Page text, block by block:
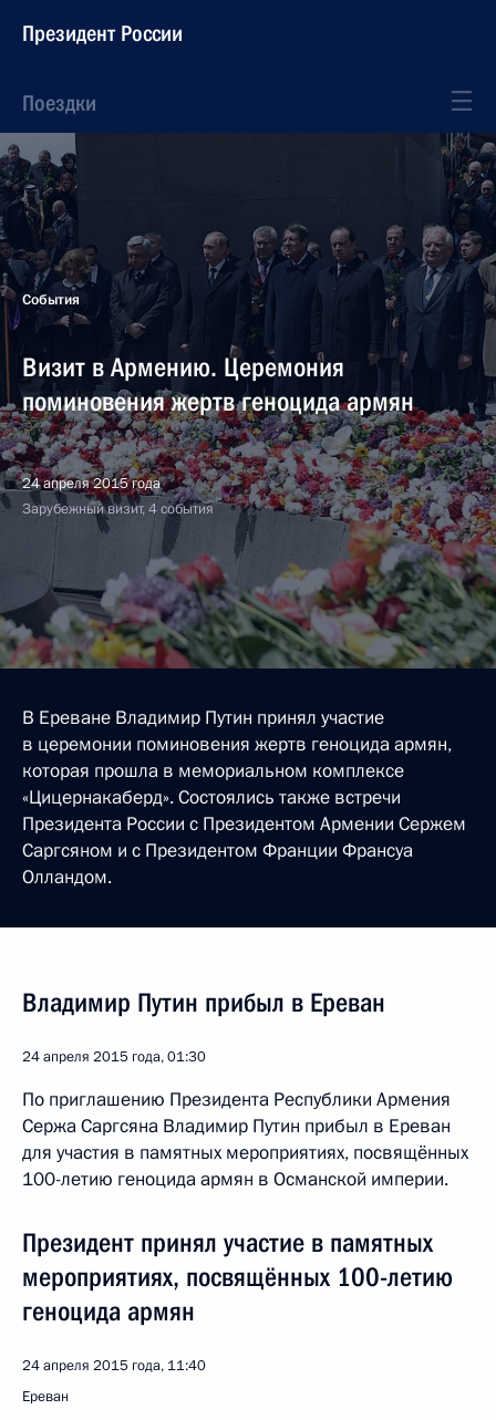
Президент России
Поездки
События
Визит в Армению. Церемония
поминовения жертв геноцида армян
24 апреля 2015 года
Зарубежный визит, 4 события
В Ереване Владимир Путин принял участие
в церемонии поминовения жертв геноцида армян,
которая прошла в мемориальном комплексе
«Цицернакаберд». Состоялись также встречи
Президента России с Президентом Армении Сержем
Саргсяном и с Президентом Франции Франсуа
Олландом.
Владимир Путин прибыл в Ереван
24 апреля 2015 года, 01:30
По приглашению Президента Республики Армения
Сержа Саргсяна Владимир Путин прибыл в Ереван
для участия в памятных мероприятиях, посвящённых
100-летию геноцида армян в Османской империи.
Президент принял участие в памятных
мероприятиях, посвящённых 100-летию
геноцида армян
24 апреля 2015 года, 11:40
Ереван